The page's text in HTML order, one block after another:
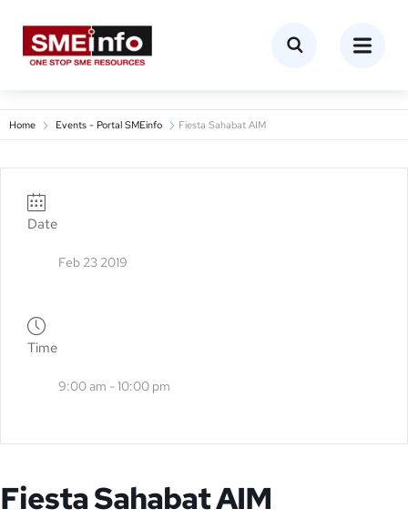
Home Events - Portal SMEinfo Fiesta Sahabat AIM
Date
Feb 23 2019
Time
9:00 am - 10:00 pm
Fiesta Sahabat AIM